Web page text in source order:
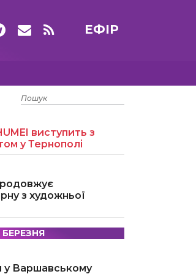
ЕФІР
ТРАВНЯ
виступить з
у Тернополі
з художньої
БЕРЕЗНЯ
у Варшавському